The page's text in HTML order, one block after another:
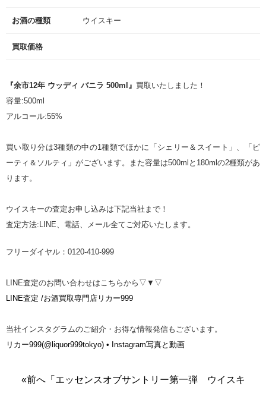
お酒の種類 ウイスキー
買取価格
『余市12年 ウッディ バニラ 500ml』 買取いたしました！
容量:500ml
アルコール:55%
買い取り分は3種類の中の1種類でほかに「シェリー＆スイート」、「ピ
ーティ＆ソルティ」がございます。また容量は500mlと180mlの2種類があ
ります。
ウイスキーの査定お申し込みは下記当社まで！
査定方法:LINE、電話、メール全てご対応いたします。
フリーダイヤル：0120-410-999
LINE査定のお問い合わせはこちらから▽▼▽
LINE査定 /お酒買取専門店リカー999
当社インスタグラムのご紹介・お得な情報発信もございます。
リカー999(@liquor999tokyo) • Instagram写真と動画
«前へ「エッセンスオブサントリー第一弾 ウイスキ